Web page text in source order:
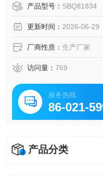
液体的的密度之积。此外
产品型号： SBQ81834
更新时间： 2026-06-29
厂商性质： 生产厂家
访问量： 769
服务热线
86-021-
产品分类